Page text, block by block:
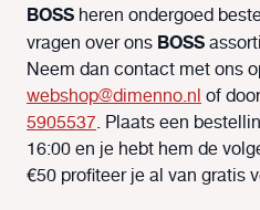
BOSS heren ondergoed
vragen over ons BOSS
Neem dan contact met ons
webshop@dimenno.nlof
5905537. Plaats een
16:00 en je hebt hem de
€50 profiteer je al van gratis